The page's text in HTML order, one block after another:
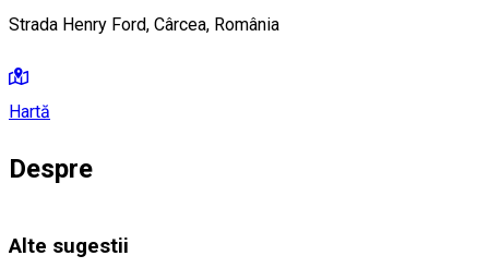
Strada Henry Ford, Cârcea, România
Hartă
Despre
Alte sugestii